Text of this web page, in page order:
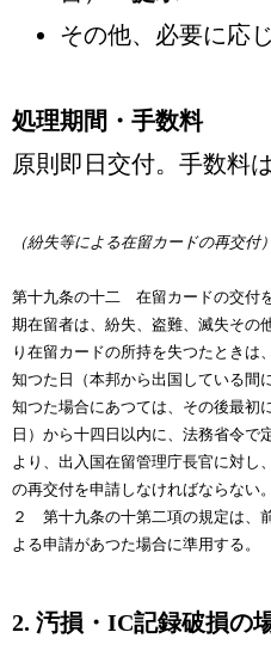
その他、必要に応
処理期間・手数料
原則即日交付。手数料
（紛失等による在留カードの再交付）
第十九条の十二 在留カードの交付
期在留者は、紛失、盗難、滅失その
り在留カードの所持を失つたときは
知つた日（本邦から出国している間
知つた場合にあつては、その後最初
日）から十四日以内に、法務省令で
より、出入国在留管理庁長官に対し
の再交付を申請しなければならない。
２ 第十九条の十第二項の規定は、
よる申請があつた場合に準用する。
2. 汚損・IC記録破損の